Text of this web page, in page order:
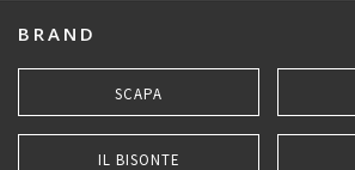
BRAND
SCAPA
IL BISONTE